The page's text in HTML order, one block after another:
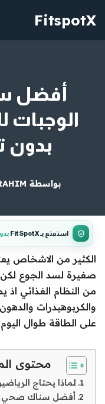
FitspotX
أفضل
الوجبات
بدون
بواسطة
استمتع بـ FitSpotX
الكثير من الاشخاص
صغيرة لسد الجوع لكن
من النظام الغذائي اذ
والكربوهيدرات
على الطاقة طوال
محتوى
لماذا يحتاج
أفضل سناك صحي